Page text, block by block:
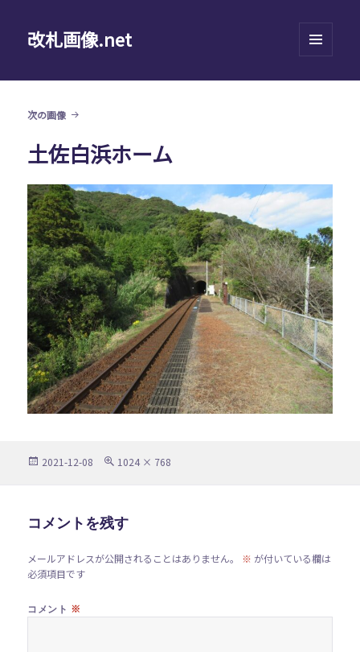
改札画像.net
ーとウ
次の画像
土佐白浜ホーム
投
2021-12-08
フ
ズ
1024 × 768
コメントを残す
メールアドレスが公開されることはありません。 ※ が付いている欄は
必須項目です
コメント ※